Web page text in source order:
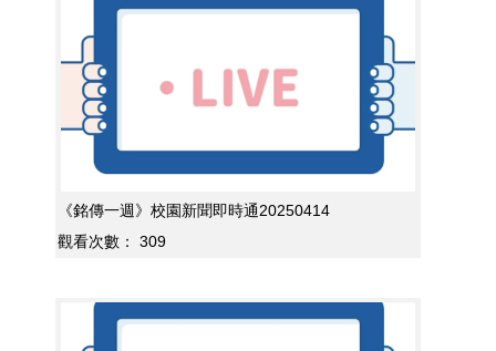
《銘傳一週》校園新聞即時通20250414
觀看次數：
309